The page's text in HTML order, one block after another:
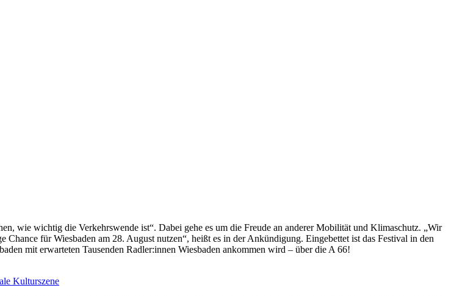
wie wichtig die Verkehrswende ist“. Dabei gehe es um die Freude an anderer Mobilität und Klimaschutz. „Wir
für Wiesbaden am 28. August nutzen“, heißt es in der Ankündigung. Eingebettet ist das Festival in den
mit erwarteten Tausenden Radler:innen Wiesbaden ankommen wird – über die A 66!
Kulturszene